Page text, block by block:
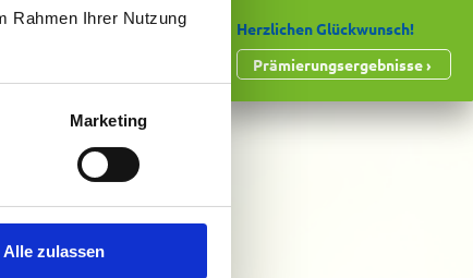
Rahmen Ihrer Nutzung
Marketing
Alle zulassen
Herzlichen Glückwunsch!
Prämierungsergebnisse